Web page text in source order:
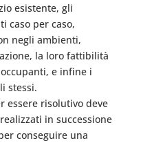
esistente, gli
caso per caso,
negli ambienti,
la loro fattibilità
e infine i
stessi.
essere risolutivo deve
in successione
conseguire una